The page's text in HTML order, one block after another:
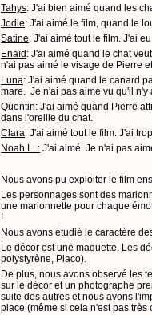
Tahys: J'ai bien aimé quand les
Jodie: J'ai aimé le film, quand le
Satine: J'ai aimé tout le film. J'ai
Enaïd : J'ai aimé quand le chat
n'ai pas aimé le visage de Pierre
Luna: J'ai aimé quand le canard
mare. Je n'ai pas aimé vu qu'il n'y
Quentin: J'ai aimé quand Pïerre
dans l'oreille du chat.
Clara: J'ai aimé tout le film. J'ai
Noah L. : J'ai aimé. Je n'ai pas
Nous avons pu exploiter le film
Les personnages sont des
une marionnette pour chaque
!
Nous avons étudié le caractère
Le décor est une maquette. Les
polystyrène, Placo).
De plus, nous avons observé les
sur le décor et un photographe
suite des autres et nous avons
place (même si cela n'est pas